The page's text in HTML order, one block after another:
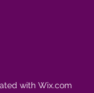
with Wix.com